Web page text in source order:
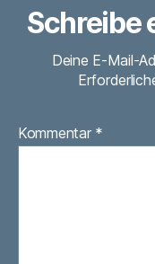
Schreibe
Deine E-Mail-
Kommentar *